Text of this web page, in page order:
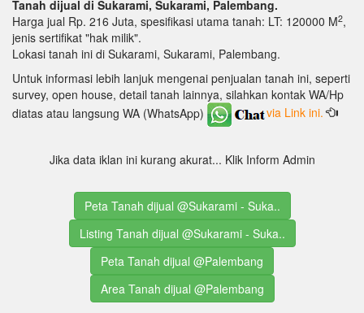
Tanah dijual di Sukarami, Sukarami, Palembang.
Harga jual Rp. 216 Juta, spesifikasi utama tanah: LT: 120000 M2,
jenis sertifikat "hak milik".
Lokasi tanah ini di Sukarami, Sukarami, Palembang.
Untuk informasi lebih lanjuk mengenai penjualan tanah ini, seperti
survey, open house, detail tanah lainnya, silahkan kontak WA/Hp
diatas atau langsung WA (WhatsApp)
via Link ini.
Jika data iklan ini kurang akurat... Klik Inform Admin
Peta Tanah dijual @Sukarami - Suka..
Listing Tanah dijual @Sukarami - Suka..
Peta Tanah dijual @Palembang
Area Tanah dijual @Palembang